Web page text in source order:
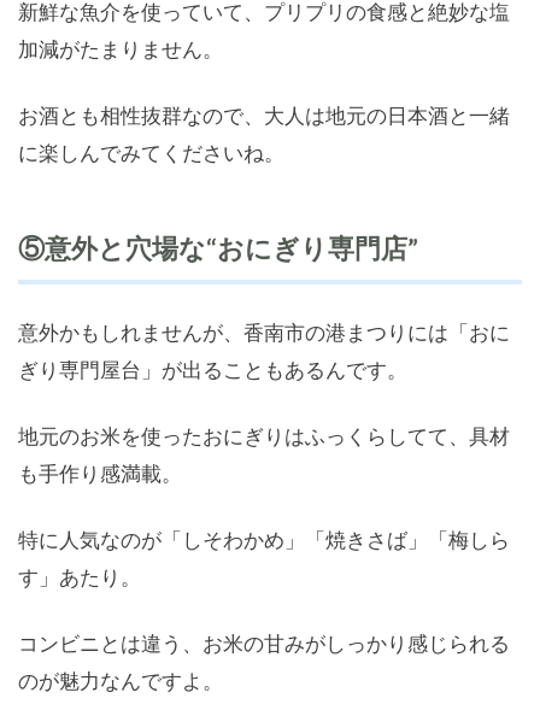
新鮮な魚介を使っていて、プリプリの食感と絶妙な塩
加減がたまりません。
お酒とも相性抜群なので、大人は地元の日本酒と一緒
に楽しんでみてくださいね。
⑤意外と穴場な“おにぎり専門店”
意外かもしれませんが、香南市の港まつりには「おに
ぎり専門屋台」が出ることもあるんです。
地元のお米を使ったおにぎりはふっくらしてて、具材
も手作り感満載。
特に人気なのが「しそわかめ」「焼きさば」「梅しら
す」あたり。
コンビニとは違う、お米の甘みがしっかり感じられる
のが魅力なんですよ。